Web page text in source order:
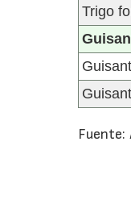
Trigo
Fuente: